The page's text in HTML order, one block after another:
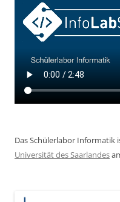
Das Schülerlabor Informatik
Universität des Saarlandes